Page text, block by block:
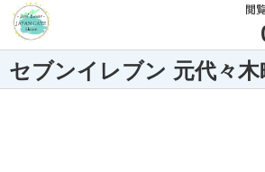
閲
セブンイレブン 元代々木